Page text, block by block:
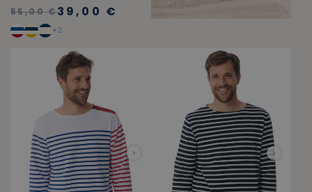
55,00 €39,00 €
+2